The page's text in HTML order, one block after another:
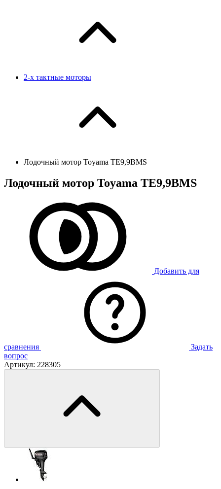
2-х тактные моторы
Лодочный мотор Toyama TЕ9,9BMS
Лодочный мотор Toyama TЕ9,9BMS
Добавить для
сравнения
Задать
вопрос
Артикул: 228305